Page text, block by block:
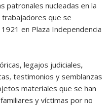
patronales nucleadas en la
trabajadores que se
en Plaza Independencia
legajos judiciales,
testimonios y semblanzas
materiales que se han
y víctimas por no